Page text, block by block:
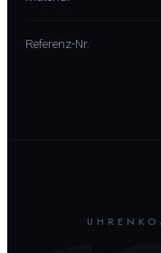
Referenz-Nr.